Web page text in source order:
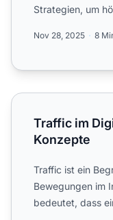
Strategien, um
Nov 28, 2025 8
Traffic im Digital
Traffic im
Konzepte
Traffic ist ein
Bewegungen im
bedeutet, dass